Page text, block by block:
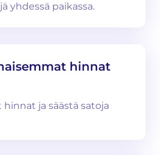
yhdessä paikassa.
hinnat
ja säästä satoja